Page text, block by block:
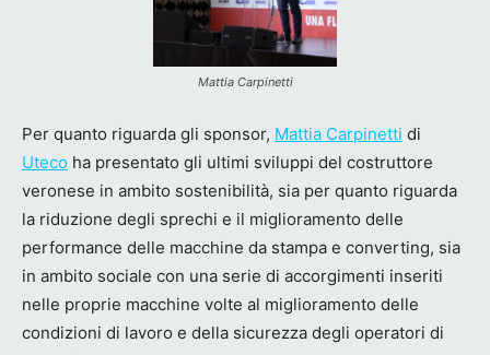
Mattia Carpinetti
Per quanto riguarda gli sponsor, Mattia Carpinetti di
Uteco ha presentato gli ultimi sviluppi del costruttore
veronese in ambito sostenibilità, sia per quanto riguarda
la riduzione degli sprechi e il miglioramento delle
performance delle macchine da stampa e converting, sia
in ambito sociale con una serie di accorgimenti inseriti
nelle proprie macchine volte al miglioramento delle
condizioni di lavoro e della sicurezza degli operatori di